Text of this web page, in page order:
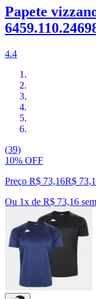
Papete
4.4
(39)
10% OFF
Preço R$ 73,16R$ 73,
Ou 1x de R$ 73,16